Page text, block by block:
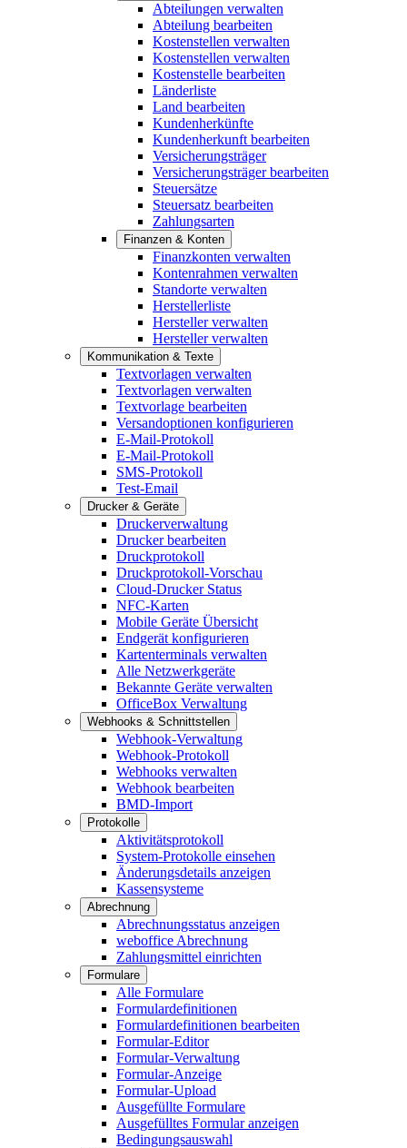
Abteilungen verwalten
Abteilung bearbeiten
Kostenstellen verwalten
Kostenstellen verwalten
Kostenstelle bearbeiten
Länderliste
Land bearbeiten
Kundenherkünfte
Kundenherkunft bearbeiten
Versicherungsträger
Versicherungsträger bearbeiten
Steuersätze
Steuersatz bearbeiten
Zahlungsarten
Finanzen & Konten
Finanzkonten verwalten
Kontenrahmen verwalten
Standorte verwalten
Herstellerliste
Hersteller verwalten
Hersteller verwalten
Kommunikation & Texte
Textvorlagen verwalten
Textvorlagen verwalten
Textvorlage bearbeiten
Versandoptionen konfigurieren
E-Mail-Protokoll
E-Mail-Protokoll
SMS-Protokoll
Test-Email
Drucker & Geräte
Druckerverwaltung
Drucker bearbeiten
Druckprotokoll
Druckprotokoll-Vorschau
Cloud-Drucker Status
NFC-Karten
Mobile Geräte Übersicht
Endgerät konfigurieren
Kartenterminals verwalten
Alle Netzwerkgeräte
Bekannte Geräte verwalten
OfficeBox Verwaltung
Webhooks & Schnittstellen
Webhook-Verwaltung
Webhook-Protokoll
Webhooks verwalten
Webhook bearbeiten
BMD-Import
Protokolle
Aktivitätsprotokoll
System-Protokolle einsehen
Änderungsdetails anzeigen
Kassensysteme
Abrechnung
Abrechnungsstatus anzeigen
weboffice Abrechnung
Zahlungsmittel einrichten
Formulare
Alle Formulare
Formulardefinitionen
Formulardefinitionen bearbeiten
Formular-Editor
Formular-Verwaltung
Formular-Anzeige
Formular-Upload
Ausgefüllte Formulare
Ausgefülltes Formular anzeigen
Bedingungsauswahl